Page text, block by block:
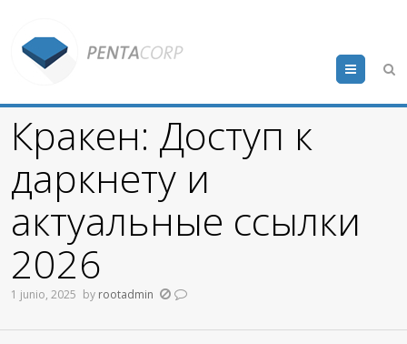
Menu
Кракен: Доступ к
даркнету и
актуальные ссылки
2026
1 junio, 2025 by rootadmin